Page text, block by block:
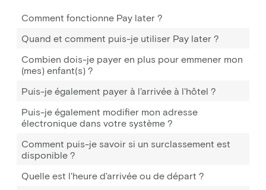
Comment fonctionne Pay later ?
Quand et comment puis-je utiliser Pay later ?
Combien dois-je payer en plus pour emmener mon
(mes) enfant(s) ?
Puis-je également payer à l'arrivée à l'hôtel ?
Puis-je également modifier mon adresse
électronique dans votre système ?
Comment puis-je savoir si un surclassement est
disponible ?
Quelle est l'heure d'arrivée ou de départ ?